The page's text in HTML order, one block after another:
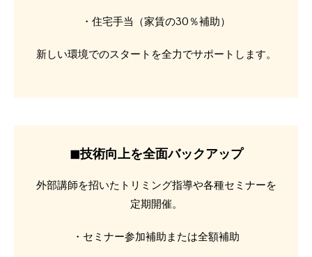
・住宅手当（家賃の30％補助）
新しい環境でのスタートを全力でサポートします。
◼︎技術向上を全面バックアップ
外部講師を招いたトリミング指導や各種セミナーを
定期開催。
・セミナー参加補助または全額補助